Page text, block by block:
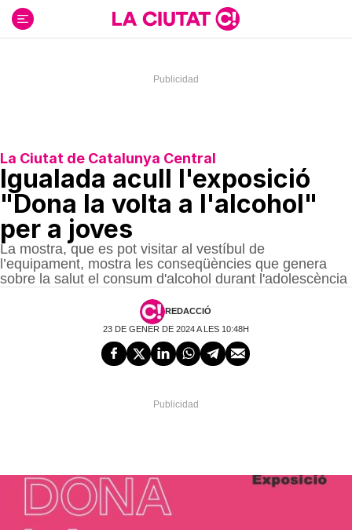
contenido
La Ciutat de Catalunya Central
Igualada acull l'exposició
"Dona la volta a l'alcohol"
per a joves
La mostra, que es pot visitar al vestíbul de
l’equipament, mostra les conseqüències que genera
sobre la salut el consum d'alcohol durant l'adolescència
REDACCIÓ
23 DE GENER DE 2024 A LES 10:48H